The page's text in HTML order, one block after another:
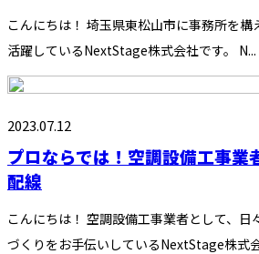
こんにちは！ 埼玉県東松山市に事務所を
活躍しているNextStage株式会社です。 N...
2023.07.12
プロならでは！空調設備工事業
配線
こんにちは！ 空調設備工事業者として、日
づくりをお手伝いしているNextStage株式